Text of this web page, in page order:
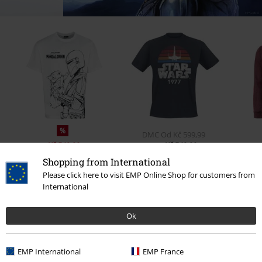
Shopping from International
Please click here to visit EMP Online Shop for customers from
International
Ok
EMP International EMP France
%
Kč 549,00
DMC Od Kč 599,99
OdKč 549,00
Napsat hodnocení